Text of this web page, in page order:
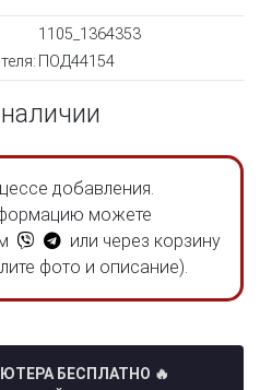
1105_1364353
ПОД44154
добавления.
можете
или через корзину
фото и описание).
БЕСПЛАТНО 🔥